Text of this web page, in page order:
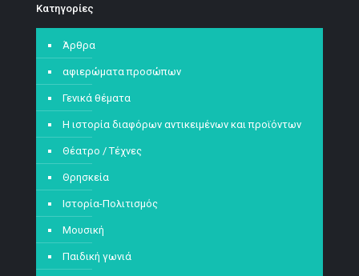
Kατηγορίες
Άρθρα
αφιερώματα προσώπων
Γενικά θέματα
Η ιστορία διαφόρων αντικειμένων και προϊόντων
Θέατρο / Τέχνες
Θρησκεία
Ιστορία-Πολιτισμός
Μουσική
Παιδική γωνιά